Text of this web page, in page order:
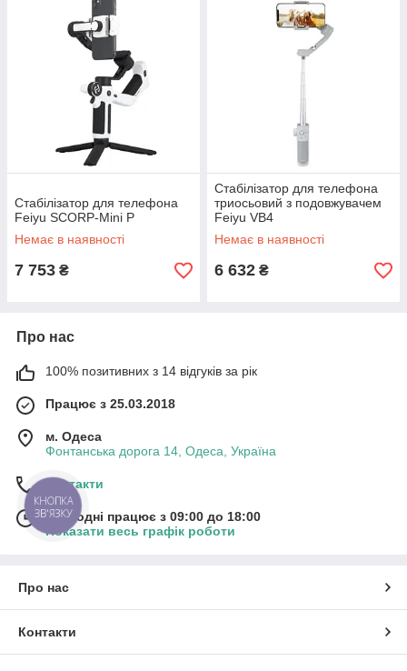
Стабілізатор для телефона
Feiyu SCORP-Mini P
Немає в наявності
7 753 ₴
Стабілізатор для телефона
триосьовий з подовжувачем
Feiyu VB4
Немає в наявності
6 632 ₴
Про нас
100% позитивних з 14 відгуків за рік
Працює з 25.03.2018
м. Одеса
Фонтанська дорога 14, Одеса, Україна
Контакти
Сьогодні працює з 09:00 до 18:00
Показати весь графік роботи
Про нас
Контакти
КНОПКА
ЗВ'ЯЗКУ